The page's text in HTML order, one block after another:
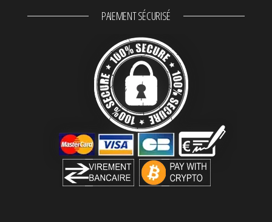
PAIEMENT SÉCURISÉ